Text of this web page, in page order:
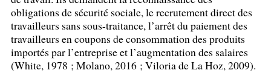
obligations de sécurité sociale, le recrutement direct des
travailleurs sans sous-traitance, l’arrêt du paiement des
travailleurs en coupons de consommation des produits
importés par l’entreprise et l’augmentation des salaires
(White, 1978 ; Molano, 2016 ; Viloria de La Hoz, 2009).